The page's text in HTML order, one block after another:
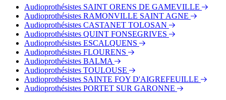
Audioprothésistes SAINT ORENS DE GAMEVILLE
Audioprothésistes RAMONVILLE SAINT AGNE
Audioprothésistes CASTANET TOLOSAN
Audioprothésistes QUINT FONSEGRIVES
Audioprothésistes ESCALQUENS
Audioprothésistes FLOURENS
Audioprothésistes BALMA
Audioprothésistes TOULOUSE
Audioprothésistes SAINTE FOY D'AIGREFEUILLE
Audioprothésistes PORTET SUR GARONNE